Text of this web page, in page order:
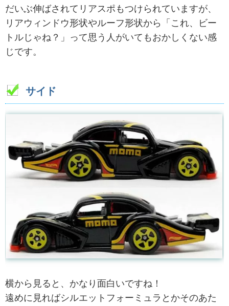
だいぶ伸ばされてリアスポもつけられていますが、
リアウィンドウ形状やルーフ形状から「これ、ビー
トルじゃね？」って思う人がいてもおかしくない感
じです。
サイド
横から見ると、かなり面白いですね！
遠めに見ればシルエットフォーミュラとかそのあた